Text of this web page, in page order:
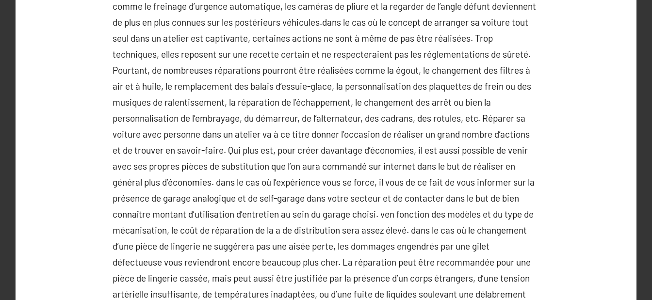
comme le freinage d’urgence automatique, les caméras de pliure et la regarder de l’angle défunt deviennent
de plus en plus connues sur les postérieurs véhicules.dans le cas où le concept de arranger sa voiture tout
seul dans un atelier est captivante, certaines actions ne sont à même de pas être réalisées. Trop
techniques, elles reposent sur une recette certain et ne respecteraient pas les réglementations de sûreté.
Pourtant, de nombreuses réparations pourront être réalisées comme la égout, le changement des filtres à
air et à huile, le remplacement des balais d’essuie-glace, la personnalisation des plaquettes de frein ou des
musiques de ralentissement, la réparation de l’échappement, le changement des arrêt ou bien la
personnalisation de l’embrayage, du démarreur, de l’alternateur, des cadrans, des rotules, etc. Réparer sa
voiture avec personne dans un atelier va à ce titre donner l’occasion de réaliser un grand nombre d’actions
et de trouver en savoir-faire. Qui plus est, pour créer davantage d’économies, il est aussi possible de venir
avec ses propres pièces de substitution que l’on aura commandé sur internet dans le but de réaliser en
général plus d’économies. dans le cas où l’expérience vous se force, il vous de ce fait de vous informer sur la
présence de garage analogique et de self-garage dans votre secteur et de contacter dans le but de bien
connaître montant d’utilisation d’entretien au sein du garage choisi. ven fonction des modèles et du type de
mécanisation, le coût de réparation de la a de distribution sera assez élevé. dans le cas où le changement
d’une pièce de lingerie ne suggérera pas une aisée perte, les dommages engendrés par une gilet
défectueuse vous reviendront encore beaucoup plus cher. La réparation peut être recommandée pour une
pièce de lingerie cassée, mais peut aussi être justifiée par la présence d’un corps étrangers, d’une tension
artérielle insuffisante, de températures inadaptées, ou d’une fuite de liquides soulevant une délabrement